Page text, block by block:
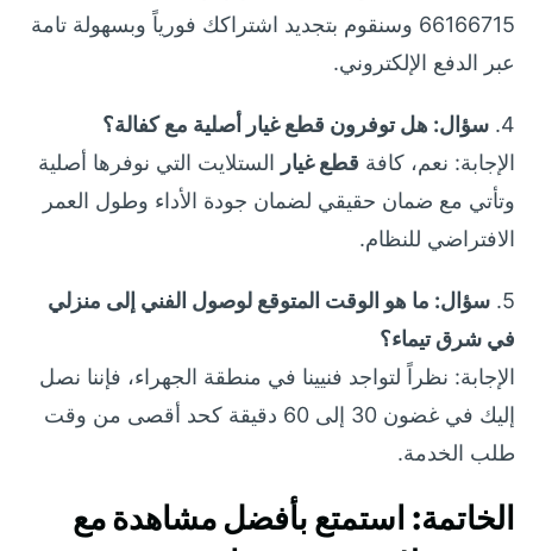
66166715 وسنقوم بتجديد اشتراكك فورياً وبسهولة تامة
عبر الدفع الإلكتروني.
4. سؤال: هل توفرون قطع غيار أصلية مع كفالة؟
الإجابة: نعم، كافة قطع غيار الستلايت التي نوفرها أصلية
وتأتي مع ضمان حقيقي لضمان جودة الأداء وطول العمر
الافتراضي للنظام.
5. سؤال: ما هو الوقت المتوقع لوصول الفني إلى منزلي
في شرق تيماء؟
الإجابة: نظراً لتواجد فنيينا في منطقة الجهراء، فإننا نصل
إليك في غضون 30 إلى 60 دقيقة كحد أقصى من وقت
طلب الخدمة.
الخاتمة: استمتع بأفضل مشاهدة مع